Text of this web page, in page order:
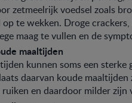
zetmeelrijk voedsel zoals
op te wekken. Droge
maag te vullen en de
maaltijden
kunnen soms een sterke
daarvan koude
en daardoor milder zijn